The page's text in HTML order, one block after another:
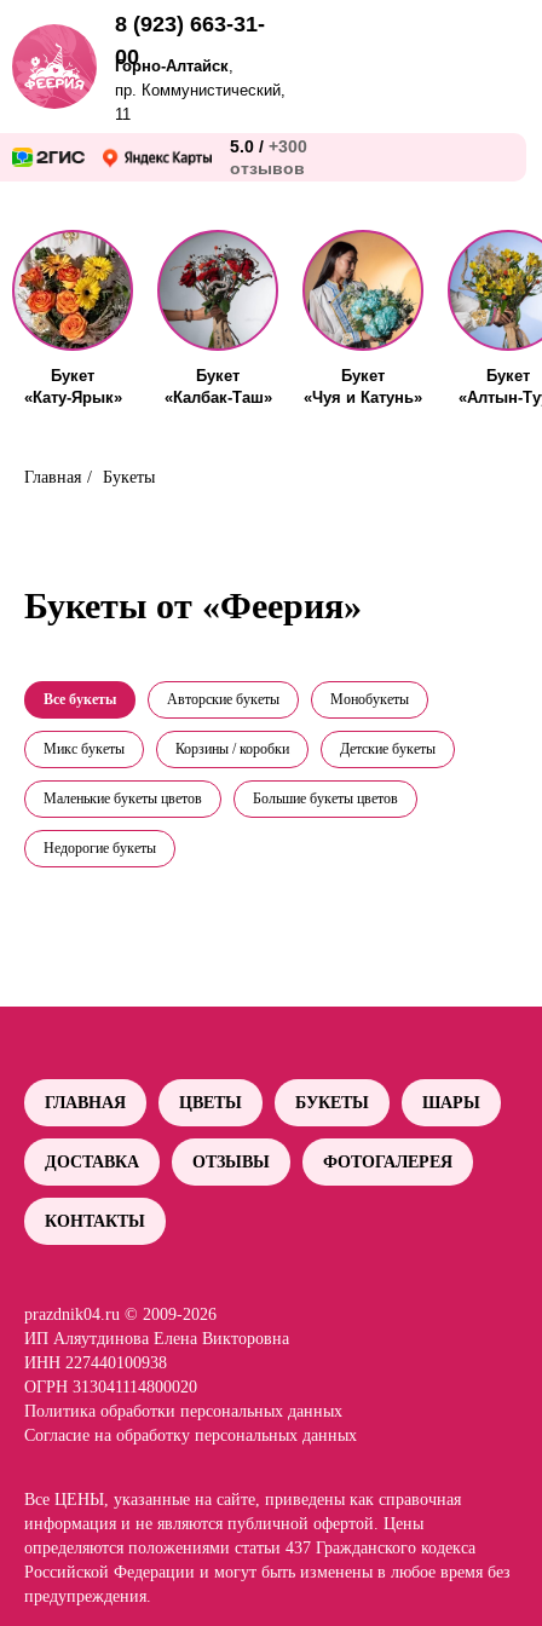
5.0 / +300
отзывов
Горно-Алтайск,
пр. Коммунистический,
11
8 (923) 663-31-
00
Букет
«Кату-Ярык»
Букет
«Калбак-Таш»
Букет
«Чуя и Катунь»
Букет
«Алтын-
Главная / Букеты
Букеты от «Феерия»
Все букеты Авторские букеты Монобукеты
Микс букеты Корзины / коробки Детские букеты
Маленькие букеты цветов Большие букеты цветов
Недорогие букеты
ГЛАВНАЯ ЦВЕТЫ БУКЕТЫ ШАРЫ
ДОСТАВКА ОТЗЫВЫ ФОТОГАЛЕРЕЯ
КОНТАКТЫ
prazdnik04.ru © 2009-2026
ИП Аляутдинова Елена Викторовна
ИНН 227440100938
ОГРН 313041114800020
Политика обработки персональных данных
Согласие на обработку персональных данных
Все ЦЕНЫ, указанные на сайте, приведены как справочная
информация и не являются публичной офертой. Цены
определяются положениями статьи 437 Гражданского кодекса
Российской Федерации и могут быть изменены в любое время без
предупреждения.